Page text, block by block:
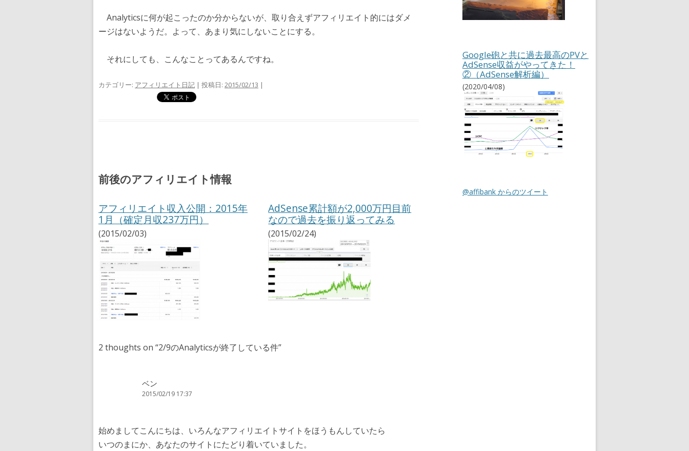
Analyticsに何が起こったのか分からないが、取り合えずアフィリエイト的にはダメ
ージはないようだ。よって、あまり気にしないことにする。
それにしても、こんなことってあるんですね。
カテゴリー: アフィリエイト日記 | 投稿日: 2015/02/13 |
前後のアフィリエイト情報
アフィリエイト収入公開：2015年
1月（確定月収237万円）
(2015/02/03)
AdSense累計額が2,000万円目前
なので過去を振り返ってみる
(2015/02/24)
2 thoughts on “2/9のAnalyticsが終了している件”
ベン
2015/02/19 17:37
始めましてこんにちは、いろんなアフィリエイトサイトをほうもんしていたら
いつのまにか、あなたのサイトにたどり着いていました。
Google砲と共に過去最高のPVと
AdSense収益がやってきた！
②（AdSense解析編）
(2020/04/08)
@affibank からのツイート